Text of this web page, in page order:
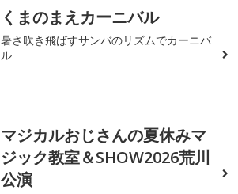
くまのまえカーニバル
暑さ吹き飛ばすサンバのリズムでカーニバ
ル
マジカルおじさんの夏休みマ
ジック教室＆SHOW2026荒川
公演